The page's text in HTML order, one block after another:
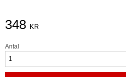
348 KR
Antal